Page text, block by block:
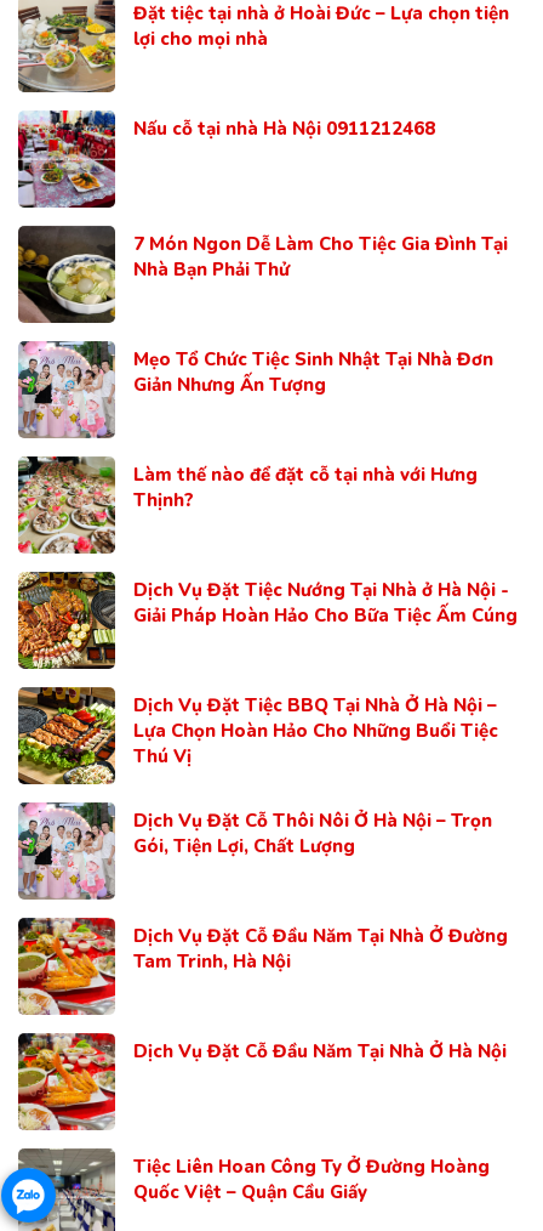
Đặt tiệc tại nhà ở Hoài Đức – Lựa chọn tiện
lợi cho mọi nhà
Nấu cỗ tại nhà Hà Nội 0911212468
7 Món Ngon Dễ Làm Cho Tiệc Gia Đình Tại
Nhà Bạn Phải Thử
Mẹo Tổ Chức Tiệc Sinh Nhật Tại Nhà Đơn
Giản Nhưng Ấn Tượng
Làm thế nào để đặt cỗ tại nhà với Hưng
Thịnh?
Dịch Vụ Đặt Tiệc Nướng Tại Nhà ở Hà Nội -
Giải Pháp Hoàn Hảo Cho Bữa Tiệc Ấm Cúng
Dịch Vụ Đặt Tiệc BBQ Tại Nhà Ở Hà Nội –
Lựa Chọn Hoàn Hảo Cho Những Buổi Tiệc
Thú Vị
Dịch Vụ Đặt Cỗ Thôi Nôi Ở Hà Nội – Trọn
Gói, Tiện Lợi, Chất Lượng
Dịch Vụ Đặt Cỗ Đầu Năm Tại Nhà Ở Đường
Tam Trinh, Hà Nội
Dịch Vụ Đặt Cỗ Đầu Năm Tại Nhà Ở Hà Nội
Tiệc Liên Hoan Công Ty Ở Đường Hoàng
Quốc Việt – Quận Cầu Giấy